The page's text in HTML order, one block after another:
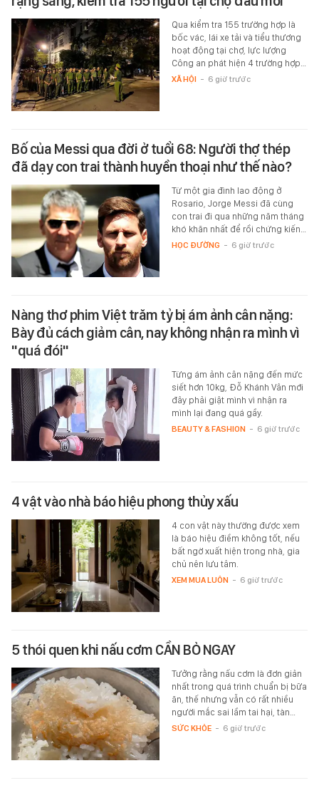
Qua kiểm tra 155 trường hợp là
bốc vác, lái xe tải và tiểu thương
hoạt động tại chợ, lực lượng
Công an phát hiện 4 trường hợp…
XÃ HỘI - 6 giờ trước
Bố của Messi qua đời ở tuổi 68: Người thợ thép
đã dạy con trai thành huyền thoại như thế nào?
Từ một gia đình lao động ở
Rosario, Jorge Messi đã cùng
con trai đi qua những năm tháng
khó khăn nhất để rồi chứng kiến…
HỌC ĐƯỜNG - 6 giờ trước
Nàng thơ phim Việt trăm tỷ bị ám ảnh cân nặng:
Bày đủ cách giảm cân, nay không nhận ra mình vì
"quá đói"
Từng ám ảnh cân nặng đến mức
siết hơn 10kg, Đỗ Khánh Vân mới
đây phải giật mình vì nhận ra
mình lại đang quá gầy.
BEAUTY & FASHION - 6 giờ trước
4 vật vào nhà báo hiệu phong thủy xấu
4 con vật này thường được xem
là báo hiệu điềm không tốt, nếu
bất ngờ xuất hiện trong nhà, gia
chủ nên lưu tâm.
XEM MUA LUÔN - 6 giờ trước
5 thói quen khi nấu cơm CẦN BỎ NGAY
Tưởng rằng nấu cơm là đơn giản
nhất trong quá trình chuẩn bị bữa
ăn, thế nhưng vẫn có rất nhiều
người mắc sai lầm tai hại, tàn…
SỨC KHỎE - 6 giờ trước